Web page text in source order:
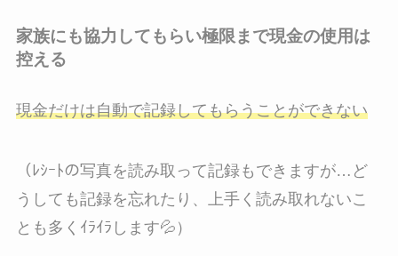
家族にも協力してもらい極限まで現金の使用は
控える
現金だけは自動で記録してもらうことができない
（ﾚｼｰﾄの写真を読み取って記録もできますが…ど
うしても記録を忘れたり、上手く読み取れないこ
とも多くｲﾗｲﾗします💦）